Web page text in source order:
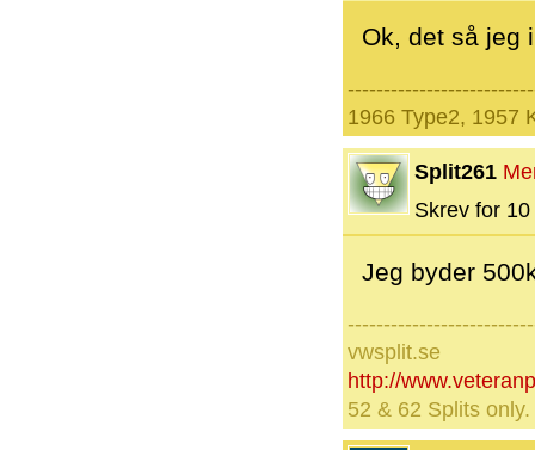
Ok, det så jeg
1966 Type2, 1957
Split261
Skrev for
Jeg byder
vwsplit.se
http://
52 & 62 Splits